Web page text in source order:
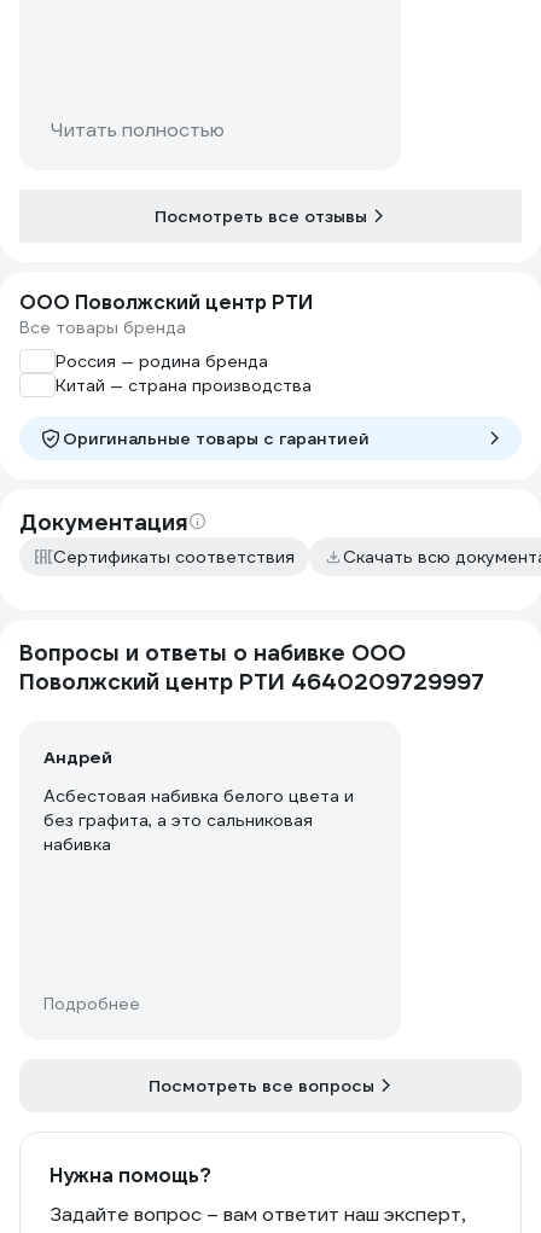
Читать полностью
Посмотреть все отзывы
ООО Поволжский центр РТИ
Все товары бренда
Россия — родина бренда
Китай — страна производства
Оригинальные товары c гарантией
Документация
Сертификаты соответствия Скачать всю
Вопросы и ответы о набивке ООО
Поволжский центр РТИ 4640209729997
Андрей
Асбестовая набивка белого цвета и
без графита, а это сальниковая
набивка
Подробнее
Посмотреть все вопросы
Нужна помощь?
Задайте вопрос – вам ответит наш эксперт,